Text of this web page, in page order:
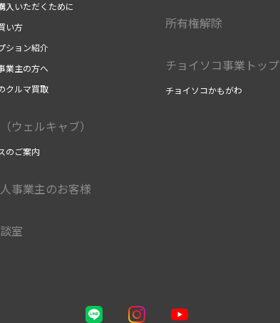
入いただくために
い方
ション紹介
業主の方へ
クルマ買取
ウェルキャブ）
のご案内
事業主のお客様
室
所有権解除
チョイソコ事業トップ
チョイソコかもがわ